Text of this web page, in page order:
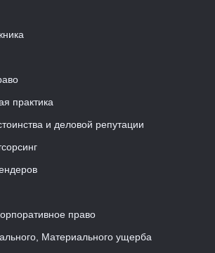
практика
и деловой репутации
право
Материального ущерба